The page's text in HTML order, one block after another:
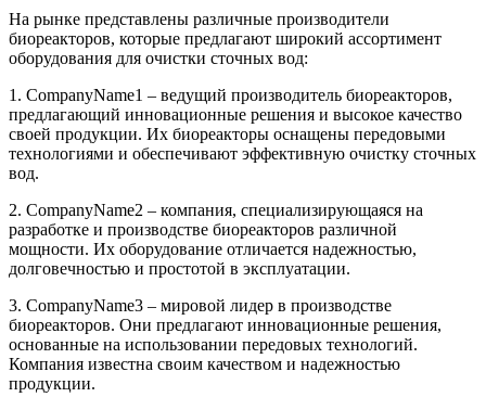
На рынке представлены различные производители
биореакторов, которые предлагают широкий ассортимент
оборудования для очистки сточных вод:
1. CompanyName1 – ведущий производитель биореакторов,
предлагающий инновационные решения и высокое качество
своей продукции. Их биореакторы оснащены передовыми
технологиями и обеспечивают эффективную очистку сточных
вод.
2. CompanyName2 – компания, специализирующаяся на
разработке и производстве биореакторов различной
мощности. Их оборудование отличается надежностью,
долговечностью и простотой в эксплуатации.
3. CompanyName3 – мировой лидер в производстве
биореакторов. Они предлагают инновационные решения,
основанные на использовании передовых технологий.
Компания известна своим качеством и надежностью
продукции.